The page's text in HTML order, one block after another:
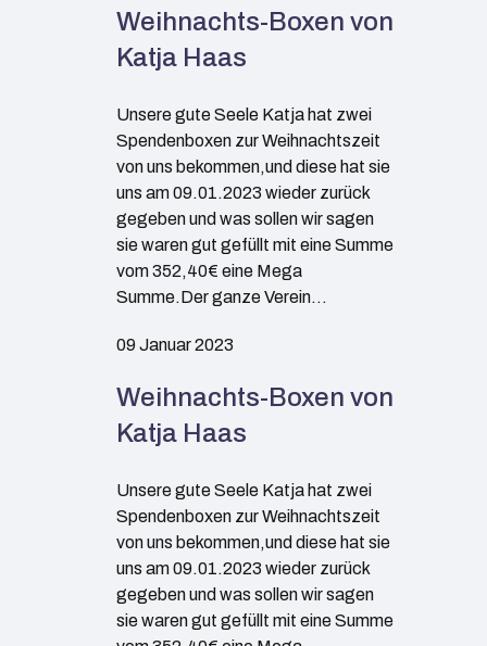
Weihnachts-Boxen von
Katja Haas
Unsere gute Seele Katja hat zwei
Spendenboxen zur Weihnachtszeit
von uns bekommen,und diese hat sie
uns am 09.01.2023 wieder zurück
gegeben und was sollen wir sagen
sie waren gut gefüllt mit eine Summe
vom 352,40€ eine Mega
Summe.Der ganze Verein…
09 Januar 2023
Weihnachts-Boxen von
Katja Haas
Unsere gute Seele Katja hat zwei
Spendenboxen zur Weihnachtszeit
von uns bekommen,und diese hat sie
uns am 09.01.2023 wieder zurück
gegeben und was sollen wir sagen
sie waren gut gefüllt mit eine Summe